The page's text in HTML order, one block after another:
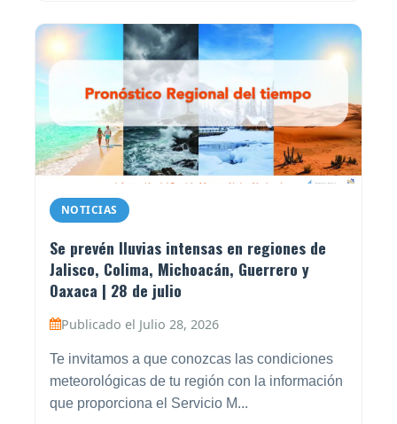
NOTICIAS
Se prevén lluvias intensas en regiones de
Jalisco, Colima, Michoacán, Guerrero y
Oaxaca | 28 de julio
Publicado el Julio 28, 2026
Te invitamos a que conozcas las condiciones
meteorológicas de tu región con la información
que proporciona el Servicio M...